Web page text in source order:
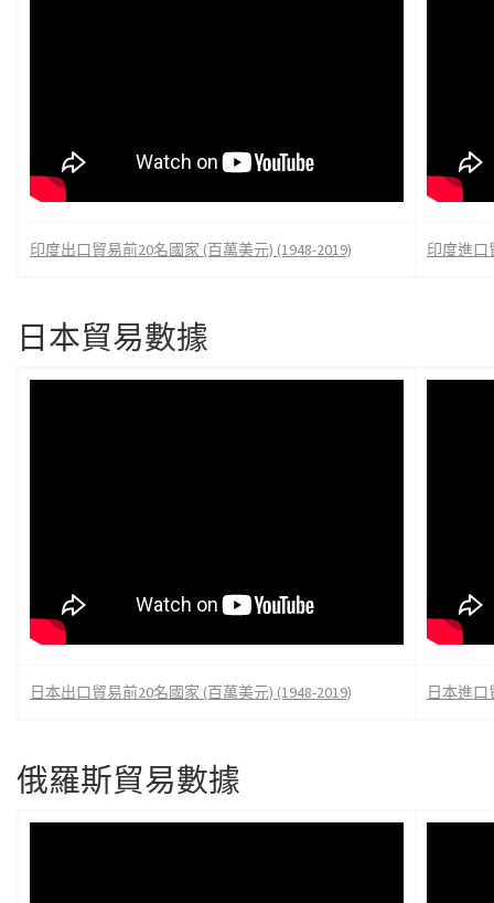
印度出口貿易前20名國家 (百萬美元) (1948-2019) 印度進口
日本貿易數據
日本出口貿易前20名國家 (百萬美元) (1948-2019) 日本進口
俄羅斯貿易數據